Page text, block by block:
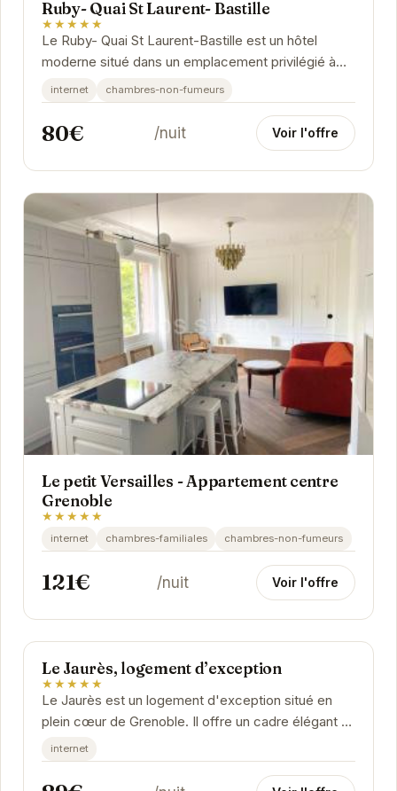
Ruby- Quai St Laurent- Bastille
★★★★★
Le Ruby- Quai St Laurent-Bastille est un hôtel
moderne situé dans un emplacement privilégié à
Grenoble. Il propose des chambres élégantes et...
internet chambres-non-fumeurs
80€ /nuit Voir l'offre
Le petit Versailles - Appartement centre
Grenoble
★★★★★
internet chambres-familiales chambres-non-fumeurs
121€ /nuit Voir l'offre